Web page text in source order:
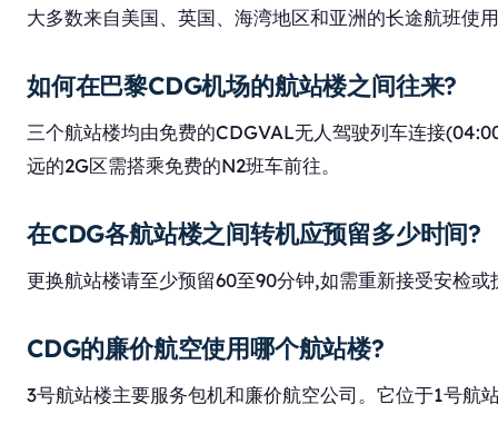
大多数来自美国、英国、海湾地区和亚洲的长途航班使
如何在巴黎CDG机场的航站楼之间往来?
三个航站楼均由免费的CDGVAL无人驾驶列车连接
远的2G区需搭乘免费的N2班车前往。
在CDG各航站楼之间转机应预留多少时间?
更换航站楼请至少预留60至90分钟,如需重新接受安检
CDG的廉价航空使用哪个航站楼?
3号航站楼主要服务包机和廉价航空公司。它位于1号航